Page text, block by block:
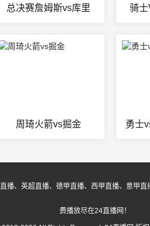
总决赛詹姆斯vs库里 骑
周琦火箭vs掘金 勇士
、英超直播、德甲直播、西甲直播、意甲
费播放尽在24直播网！